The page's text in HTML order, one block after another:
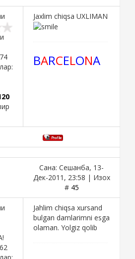
Jaxlim chiqsa UXLIMAN
BARCELONA
Сана: Сешанба, 13-
Дек-2011, 23:58 | Изох
# 45
Jahlim chiqsa xursand
bulgan damlarimni esga
olaman. Yolgiz qolib